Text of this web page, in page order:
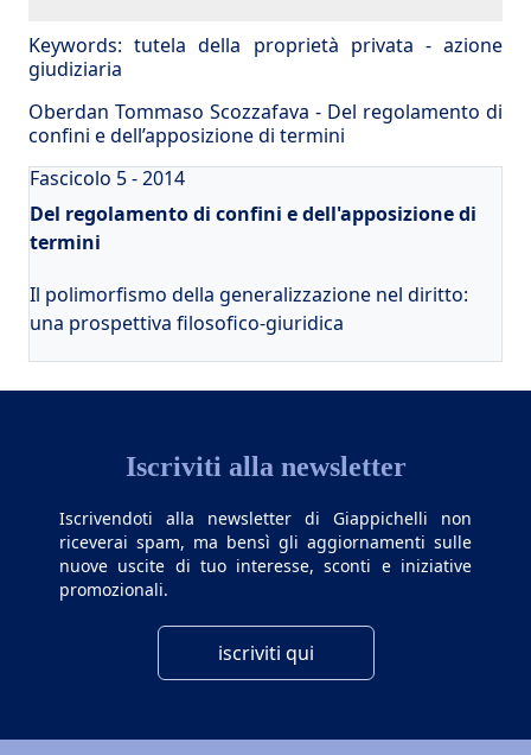
Keywords: tutela della proprietà privata -azione
giudiziaria
Oberdan Tommaso Scozzafava - Del regolamento di
confini e dell’apposizione di termini
Fascicolo 5 - 2014
Del regolamento di confini e dell'apposizione di
termini
Il polimorfismo della generalizzazione nel diritto:
una prospettiva filosofico-giuridica
Iscriviti alla newsletter
Iscrivendoti alla newsletter di Giappichelli non
riceverai spam, ma bensì gli aggiornamenti sulle
nuove uscite di tuo interesse, sconti e iniziative
promozionali.
iscriviti qui